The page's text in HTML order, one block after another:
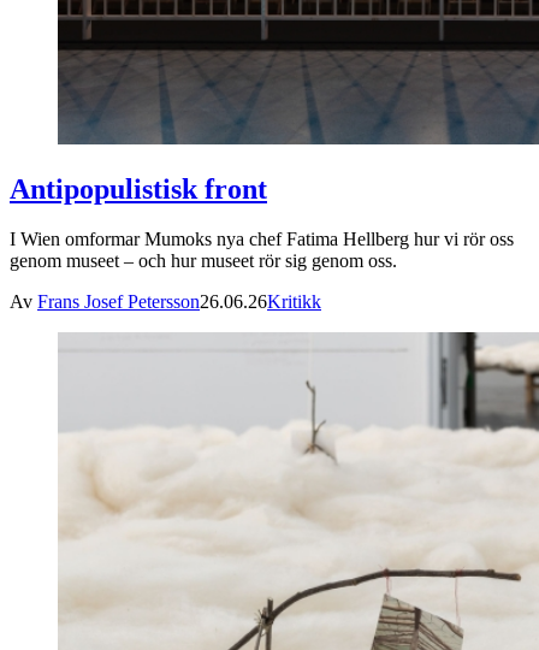
Antipopulistisk front
I Wien omformar Mumoks nya chef Fatima Hellberg hur vi rör oss
genom museet – och hur museet rör sig genom oss.
Av Frans Josef Petersson26.06.26Kritikk